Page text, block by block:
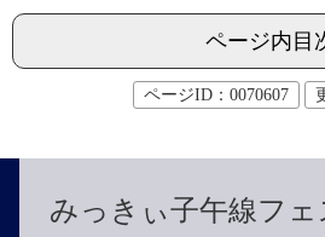
ページ内目
ページID：0070607
みっきぃ子午線フ